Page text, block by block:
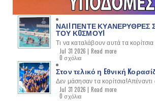
ΝΑΙ! ΠΕΝΤΕ ΚΥΑΝΕΡΥΘΡΕΣ
ΤΟΥ ΚOΣΜΟΥ!
Τι να καταλάβουν αυτά τα κορίτσια
Jul 31 2026 | Read more
0 σχόλια
Στον τελικό η Eθνική
Δεν μάσησαν τα κορίτσια!Απέναντι
Jul 31 2026 | Read more
0 σχόλια